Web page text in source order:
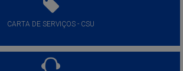
CARTA DE SERVIÇOS - CSU